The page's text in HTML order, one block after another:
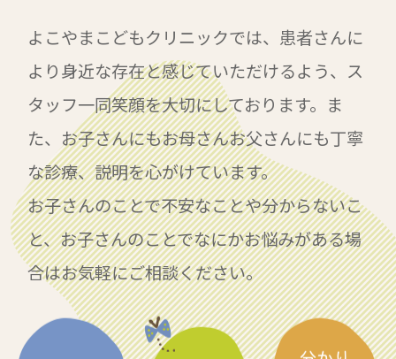
よこやまこどもクリニックでは、患者さんに
より身近な存在と感じていただけるよう、ス
タッフ一同笑顔を大切にしております。ま
た、お子さんにもお母さんお父さんにも丁寧
な診療、説明を心がけています。
お子さんのことで不安なことや分からないこ
と、お子さんのことでなにかお悩みがある場
合はお気軽にご相談ください。